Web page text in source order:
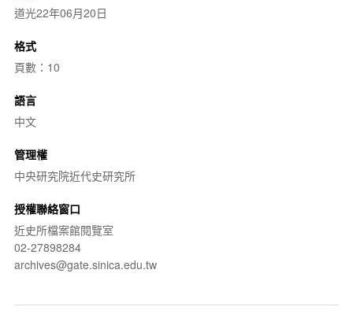
道光22年06月20日
格式
頁數：10
語言
中文
管理權
中央研究院近代史研究所
授權聯絡窗口
近史所檔案館閱覽室
02-27898284
archives@gate.sinica.edu.tw